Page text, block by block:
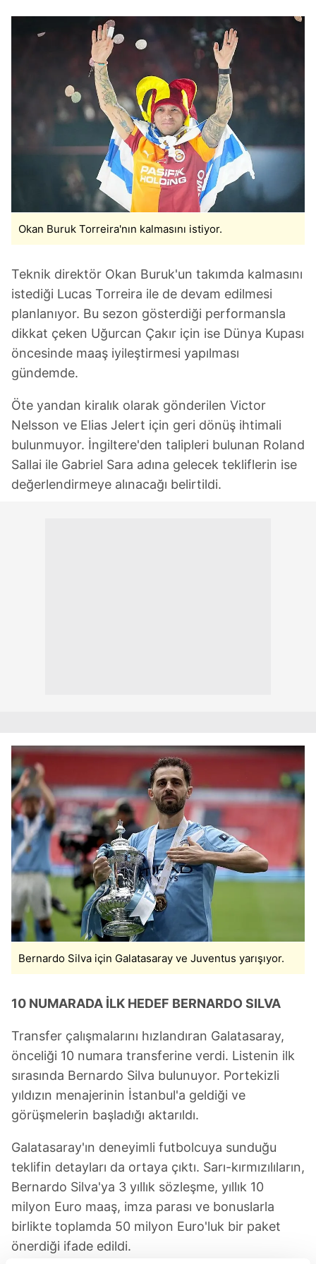
Okan Buruk Torreira'nın kalmasını istiyor.
Teknik direktör Okan Buruk'un takımda kalmasını
istediği Lucas Torreira ile de devam edilmesi
planlanıyor. Bu sezon gösterdiği performansla
dikkat çeken Uğurcan Çakır için ise Dünya Kupası
öncesinde maaş iyileştirmesi yapılması
gündemde.
Öte yandan kiralık olarak gönderilen Victor
Nelsson ve Elias Jelert için geri dönüş ihtimali
bulunmuyor. İngiltere'den talipleri bulunan Roland
Sallai ile Gabriel Sara adına gelecek tekliflerin ise
değerlendirmeye alınacağı belirtildi.
Bernardo Silva için Galatasaray ve Juventus yarışıyor.
10 NUMARADA İLK HEDEF BERNARDO SILVA
Transfer çalışmalarını hızlandıran Galatasaray,
önceliği 10 numara transferine verdi. Listenin ilk
sırasında Bernardo Silva bulunuyor. Portekizli
yıldızın menajerinin İstanbul'a geldiği ve
görüşmelerin başladığı aktarıldı.
Galatasaray'ın deneyimli futbolcuya sunduğu
teklifin detayları da ortaya çıktı. Sarı-kırmızılıların,
Bernardo Silva'ya 3 yıllık sözleşme, yıllık 10
milyon Euro maaş, imza parası ve bonuslarla
birlikte toplamda 50 milyon Euro'luk bir paket
önerdiği ifade edildi.